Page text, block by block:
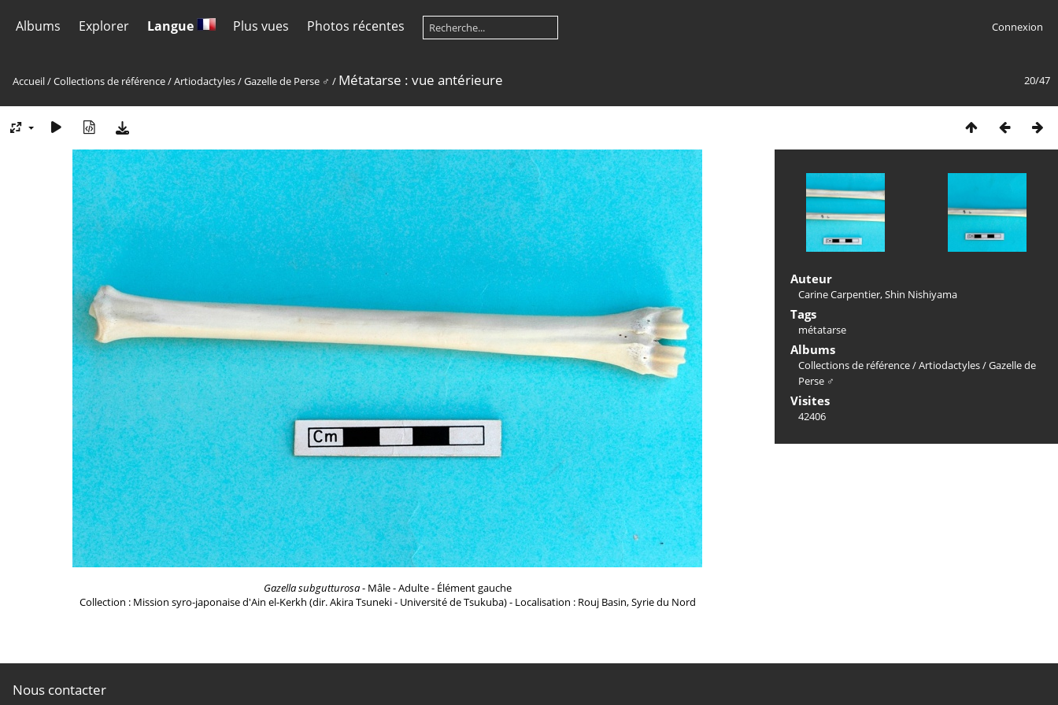
Albums Explorer Langue Plus vues Photos récentes Connexion
20/47
Accueil/Collections de référence/Artiodactyles/Gazelle de Perse ♂ / Métatarse : vue antérieure
Gazella subgutturosa- Mâle - Adulte - Élément gauche
Collection : Mission syro-japonaise d'Ain el-Kerkh (dir. Akira Tsuneki - Université de Tsukuba) - Localisation : Rouj Basin, Syrie du Nord
Auteur
Carine Carpentier, Shin Nishiyama
Tags
métatarse
Albums
Collections de référence/Artiodactyles/Gazelle de
Perse ♂
Visites
42406
Nous contacter